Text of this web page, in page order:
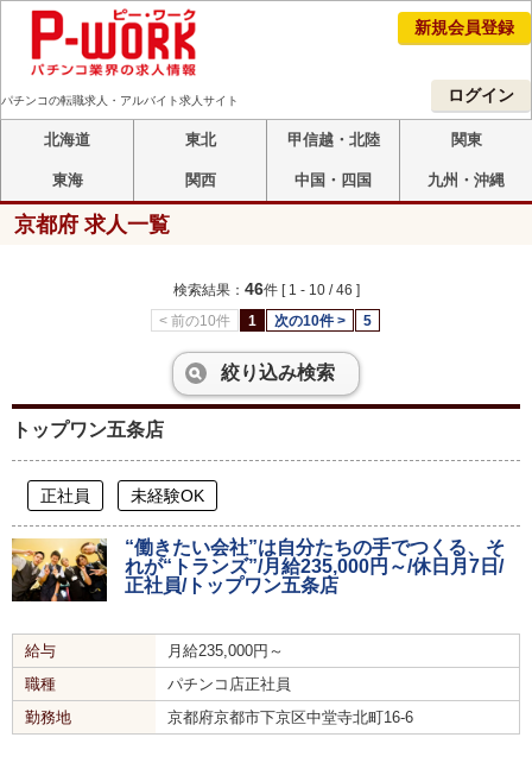
新規会員登録
ログイン
パチンコの転職求人・アルバイト求人サイト
北海道 東北 甲信越・北陸 関東
東海 関西 中国・四国 九州・沖縄
京都府 求人一覧
検索結果： 46件 [ 1 - 10 / 46 ]
< 前の10件
1 次の10件 > 5
絞り込み検索
トップワン五条店
正社員 未経験OK
“働きたい会社”は自分たちの手でつくる、そ
れが“トランズ”/月給235,000円～/休日月7日/
正社員/トップワン五条店
給与
月給235,000円～
職種
パチンコ店正社員
勤務地
京都府京都市下京区中堂寺北町16-6